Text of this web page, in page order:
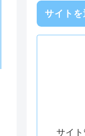
サイトを
サイ